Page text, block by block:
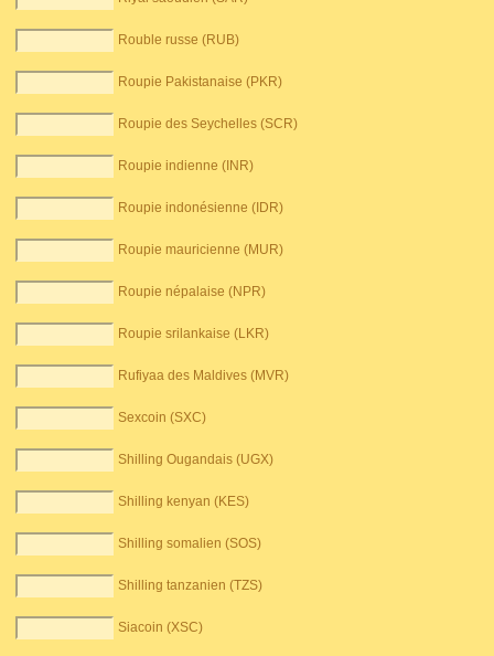
Rouble russe (RUB)
Roupie Pakistanaise (PKR)
Roupie des Seychelles (SCR)
Roupie indienne (INR)
Roupie indonésienne (IDR)
Roupie mauricienne (MUR)
Roupie népalaise (NPR)
Roupie srilankaise (LKR)
Rufiyaa des Maldives (MVR)
Sexcoin (SXC)
Shilling Ougandais (UGX)
Shilling kenyan (KES)
Shilling somalien (SOS)
Shilling tanzanien (TZS)
Siacoin (XSC)